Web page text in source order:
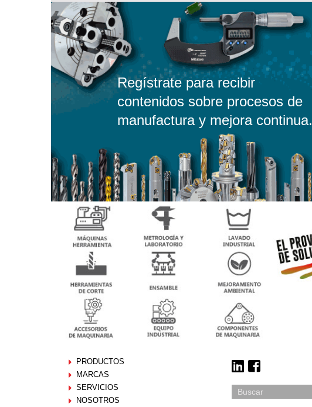
Regístrate para recibir
contenidos sobre procesos de
manufactura y mejora continua.
PRODUCTOS
MARCAS
SERVICIOS
NOSOTROS